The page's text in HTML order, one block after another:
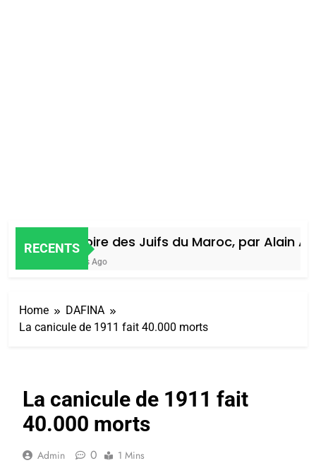
RECENTSHistoire des Juifs du Maroc, par Alain
4 Jours Ago
Home
DAFINA
La canicule de 1911 fait 40.000 morts
La canicule de 1911 fait
40.000 morts
Admin 0 1 Mins